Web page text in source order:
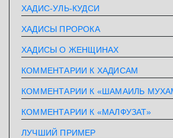
ХАДИС-УЛЬ-КУДСИ
ХАДИСЫ ПРОРОКА
ХАДИСЫ О ЖЕНЩИНАХ
КОММЕНТАРИИ К ХАДИСАМ
КОММЕНТАРИИ К «ШАМАИЛЬ
КОММЕНТАРИИ К «МАЛФУЗАТ»
ЛУЧШИЙ ПРИМЕР